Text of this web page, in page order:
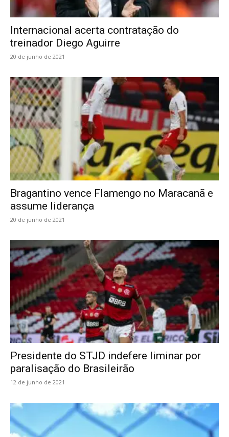
Internacional acerta contratação do
treinador Diego Aguirre
20 de junho de 2021
Bragantino vence Flamengo no Maracanã e
assume liderança
20 de junho de 2021
Presidente do STJD indefere liminar por
paralisação do Brasileirão
12 de junho de 2021